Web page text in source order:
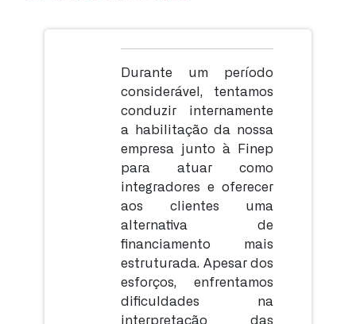
Durante um período
considerável, tentamos
conduzir internamente
a habilitação da nossa
empresa junto à Finep
para atuar como
integradores e oferecer
aos clientes uma
alternativa de
financiamento mais
estruturada. Apesar dos
esforços, enfrentamos
dificuldades na
interpretação das